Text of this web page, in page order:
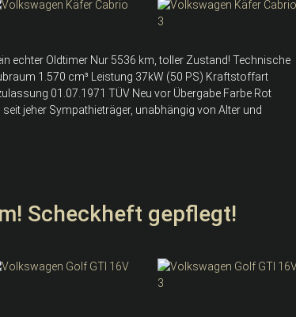
echter Oldtimer Nur 5536 km, toller Zustand! Technische
1.570 cm³ Leistung 37kW (50 PS) Kraftstoffart
01.07.1971 TÜV Neu vor Übergabe Farbe Rot
jeher Sympathieträger, unabhängig von Alter und
Scheckheft gepflegt!